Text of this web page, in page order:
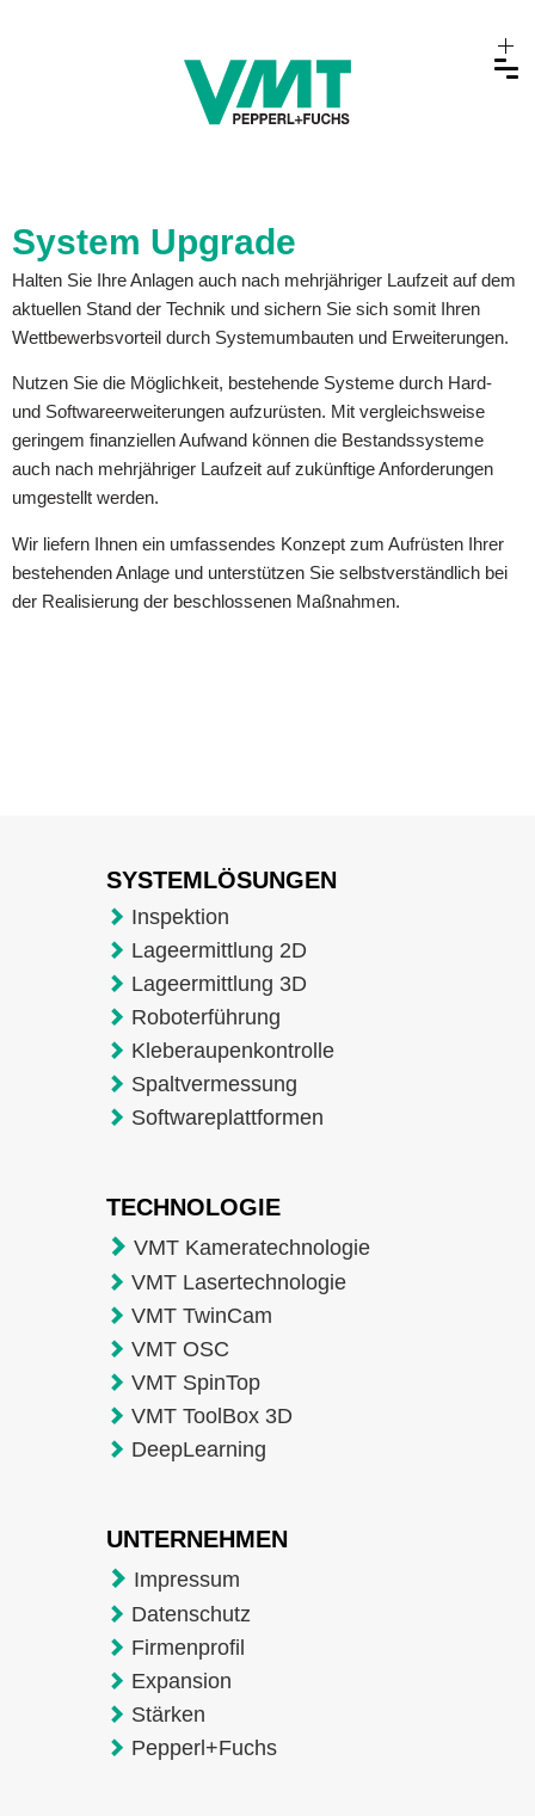
System Upgrade
Halten Sie Ihre Anlagen auch nach mehrjähriger Laufzeit auf dem
aktuellen Stand der Technik und sichern Sie sich somit Ihren
Wettbewerbsvorteil durch Systemumbauten und Erweiterungen.
Nutzen Sie die Möglichkeit, bestehende Systeme durch Hard-
und Softwareerweiterungen aufzurüsten. Mit vergleichsweise
geringem finanziellen Aufwand können die Bestandssysteme
auch nach mehrjähriger Laufzeit auf zukünftige Anforderungen
umgestellt werden.
Wir liefern Ihnen ein umfassendes Konzept zum Aufrüsten Ihrer
bestehenden Anlage und unterstützen Sie selbstverständlich bei
der Realisierung der beschlossenen Maßnahmen.
SYSTEMLÖSUNGEN
Inspektion
Lageermittlung 2D
Lageermittlung 3D
Roboterführung
Kleberaupenkontrolle
Spaltvermessung
Softwareplattformen
TECHNOLOGIE
VMT Kameratechnologie
VMT Lasertechnologie
VMT TwinCam
VMT OSC
VMT SpinTop
VMT ToolBox 3D
DeepLearning
UNTERNEHMEN
Impressum
Datenschutz
Firmenprofil
Expansion
Stärken
Pepperl+Fuchs